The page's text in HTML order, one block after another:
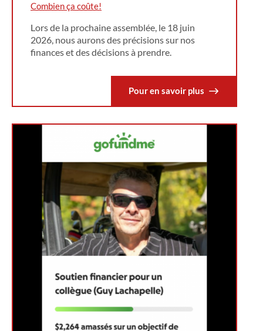
Combien ça coûte!
Lors de la prochaine assemblée, le 18 juin
2026, nous aurons des précisions sur nos
finances et des décisions à prendre.
Pour en savoir plus